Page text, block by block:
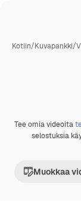
Kotiin/Kuvapankki/
Premium
Tee omia videoita
selostuksia
Muokkaa